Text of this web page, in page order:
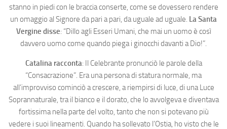
stanno in piedi con le braccia conserte, come se dovessero rendere
un omaggio al Signore da pari a pari, da uguale ad uguale. La Santa
Vergine disse: “Dillo agli Esseri Umani, che mai un uomo è così
davvero uomo come quando piega i ginocchi davanti a Dio!”.
Catalina racconta: Il Celebrante pronunciò le parole della
“Consacrazione”. Era una persona di statura normale, ma
all’improvviso cominciò a crescere, a riempirsi di luce, di una Luce
Soprannaturale, tra il bianco e il dorato, che lo avvolgeva e diventava
fortissima nella parte del volto, tanto che non si potevano più
vedere i suoi lineamenti. Quando ha sollevato l’Ostia, ho visto che le